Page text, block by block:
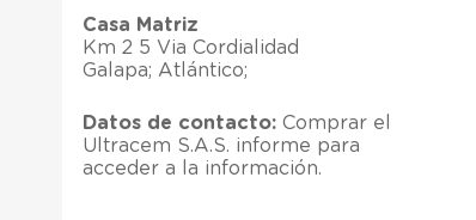
Casa Matriz
Km 2 5 Via Cordialidad
Galapa; Atlántico;
Datos de contacto: Comprar el
Ultracem S.A.S. informe para
acceder a la información.